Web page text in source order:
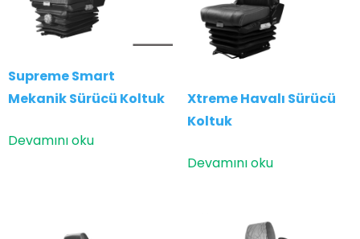
Supreme Smart
Mekanik Sürücü Koltuk
Devamını oku
Xtreme Havalı Sürücü
Koltuk
Devamını oku